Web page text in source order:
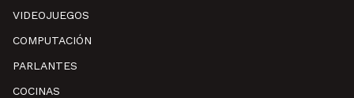
VIDEOJUEGOS
COMPUTACIÓN
PARLANTES
COCINAS